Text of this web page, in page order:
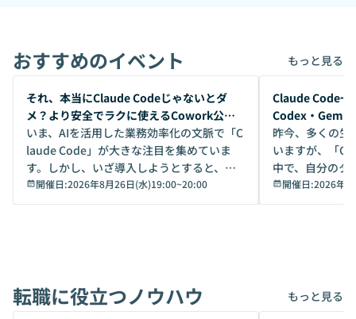
おすすめのイベント もっと見る
開催前
それ、本当にClaude Codeじゃないとダ
メ？より安全でラクに使えるCowork公開
デモ
いま、AIを活用した業務効率化の文脈で「C
laude Code」が大きな注目を集めていま
す。しかし、いざ導入しようとすると、セ
キュリティ面の懸念や権限管理のハードル
から、気軽に使えないケースも多いのでは
けでなく、想像以上の範囲まで自動化でき
ることは、まだあまり知られていません。
開催日:2026年8月26日(水)19:00~20:00
開催前
Claude Code一
Codex・
昨今、多くの生
いますが、「
中で、自分のタ
いいのか」を自
か？ 「なんとなく誰かが良いと言っていた
は、評判では
ているAIを選ぶこ
開催日:2026年8
転職に役立つノウハウ もっと見る